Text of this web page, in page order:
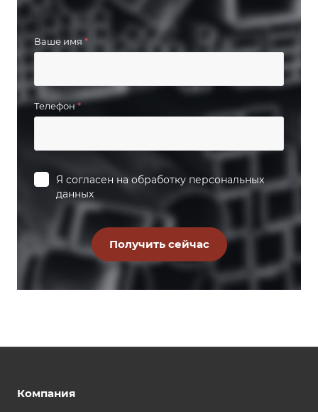
Ваше имя *
Телефон*
Я согласен на обработку персональных
данных
Компания